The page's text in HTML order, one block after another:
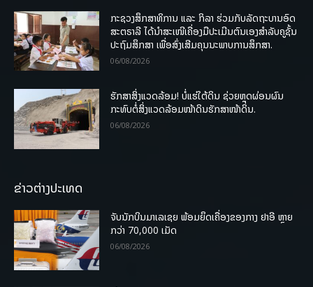
ກະຊວງສຶກສາທິການ ແລະ ກິລາ ຮ່ວມກັບລັດຖະບານອົດ
ສະຕຣາລີ ໄດ້ນຳສະເໜີເຄື່ອງມືປະເມີນຕົນເອງສຳລັບຄູຊັ້ນ
ປະຖົມສຶກສາ ເພື່ອສົ່ງເສີມຄຸນນະພາບການສຶກສາ.
06/08/2026
ຮັກສາສິ່ງແວດລ້ອມ! ບໍ່ແຮ່ໃຕ້ດິນ ຊ່ວຍຫຼຸດຜ່ອນຜົນ
ກະທົບຕໍ່ສິ່ງແວດລ້ອມໜ້າດິນຮັກສາໜ້າດິນ.
06/08/2026
ຂ່າວຕ່າງປະເທດ
ຈັບນັກບິນມາເລເຊຍ ພ້ອມຍຶດເຄື່ອງຂອງກາງ ຢາອີ ຫຼາຍ
ກວ່າ 70,000 ເມັດ
06/08/2026